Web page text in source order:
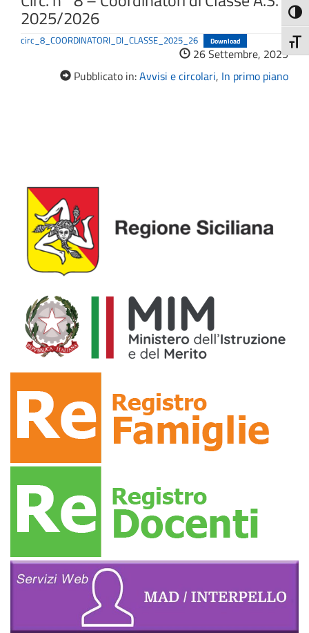
2025/2026
circ_8_COORDINATORI_DI_CLASSE_2025_26 Download
26 Settembre, 2025
Pubblicato in:Avvisi e circolari, In primo piano